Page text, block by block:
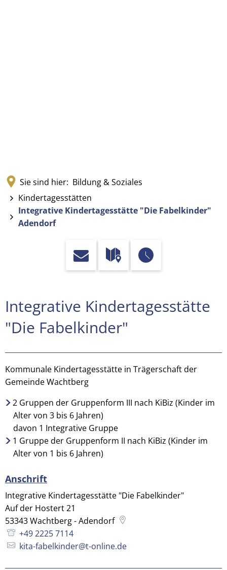
Sie sind hier: Bildung & Soziales
Kindertagesstätten
Integrative Kindertagesstätte "Die Fabelkinder"
Adendorf
Integrative
Kindertagesstätte
"Die
Fabelkinder"
Adendorf
Integrative Kindertagesstätte
"Die Fabelkinder"
Kommunale Kindertagesstätte in Trägerschaft der
Gemeinde Wachtberg
2 Gruppen der Gruppenform III nach KiBiz (Kinder im
Alter von 3 bis 6 Jahren)
davon 1 Integrative Gruppe
1 Gruppe der Gruppenform II nach KiBiz (Kinder im
Alter von 1 bis 6 Jahren)
Anschrift
Integrative Kindertagesstätte "Die Fabelkinder"
Auf der Hostert 21
53343Wachtberg - Adendorf
+49 2225 7114
kita-fabelkinder@t-online.de